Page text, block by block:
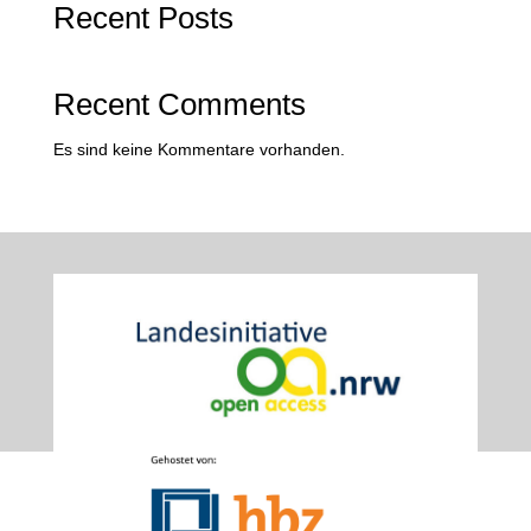
Recent Posts
Recent Comments
Es sind keine Kommentare vorhanden.